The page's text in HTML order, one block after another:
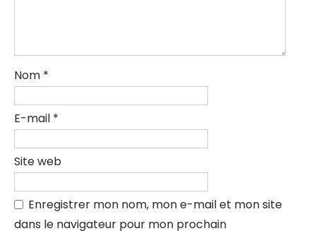
Nom *
E-mail *
Site web
Enregistrer mon nom, mon e-mail et mon site
dans le navigateur pour mon prochain